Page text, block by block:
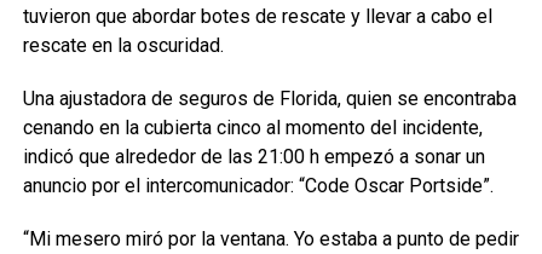
tuvieron que abordar botes de rescate y llevar a cabo el
rescate en la oscuridad.
Una ajustadora de seguros de Florida, quien se encontraba
cenando en la cubierta cinco al momento del incidente,
indicó que alrededor de las 21:00 h empezó a sonar un
anuncio por el intercomunicador: “Code Oscar Portside”.
“Mi mesero miró por la ventana. Yo estaba a punto de pedir